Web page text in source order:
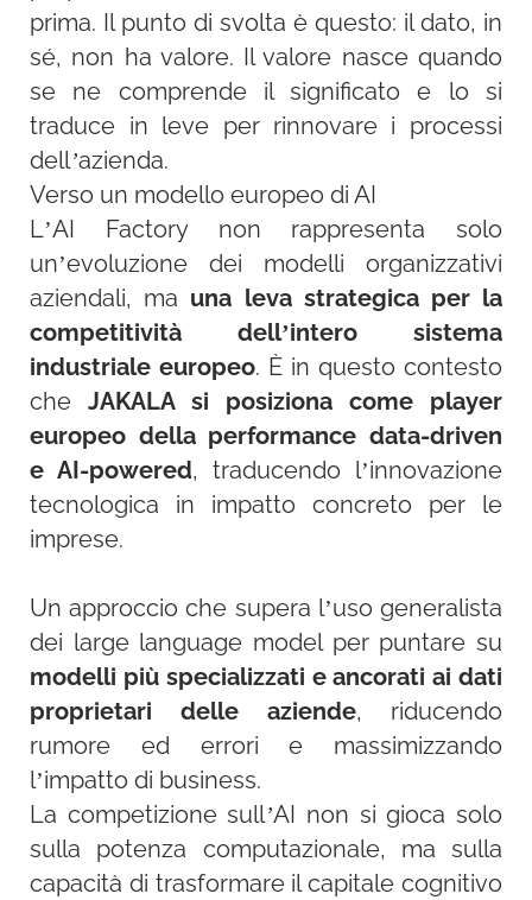
prima. Il punto di svolta è questo: il dato, in
sé, non ha valore. Il valore nasce quando
se ne comprende il significato e lo si
traduce in leve per rinnovare i processi
dell’azienda.
Verso un modello europeo di AI
L’AI Factory non rappresenta solo
un’evoluzione dei modelli organizzativi
aziendali, ma una leva strategica per la
competitività dell’intero sistema
industriale europeo. È in questo contesto
cheJAKALA si posiziona come player
europeo della performance data-driven
e AI-powered, traducendo l’innovazione
tecnologica in impatto concreto per le
imprese.
Un approccio che supera l’uso generalista
dei large language model per puntare su
modelli più specializzati e ancorati ai dati
proprietari delle aziende, riducendo
rumore ed errori e massimizzando
l’impatto di business.
La competizione sull’AI non si gioca solo
sulla potenza computazionale, ma sulla
capacità di trasformare il capitale cognitivo